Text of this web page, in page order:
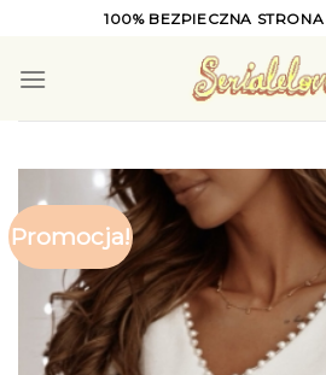
content
100% BEZPIECZNA
Promocja!